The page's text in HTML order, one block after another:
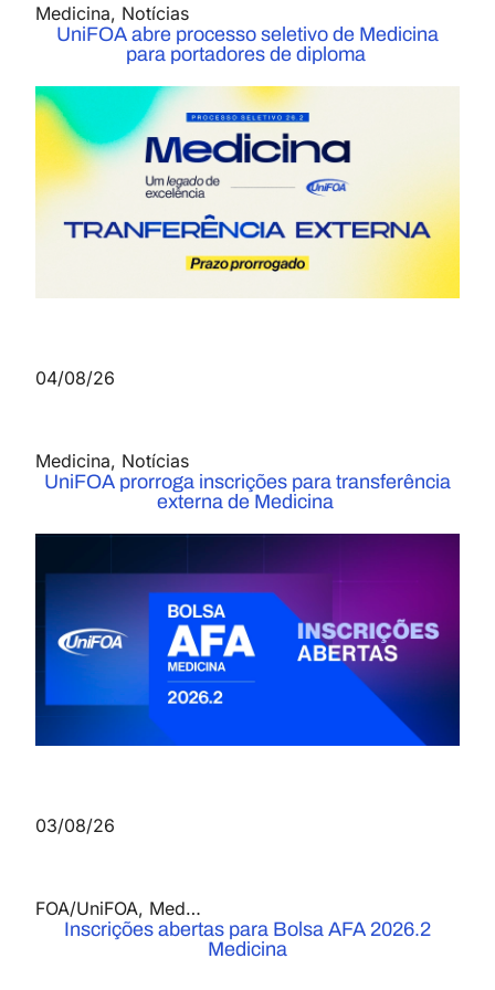
Medicina, Notícias
UniFOA abre processo seletivo de Medicina
para portadores de diploma
04/08/26
Medicina, Notícias
UniFOA prorroga inscrições para transferência
externa de Medicina
03/08/26
FOA/UniFOA, Medicina
Inscrições abertas para Bolsa AFA 2026.2
Medicina